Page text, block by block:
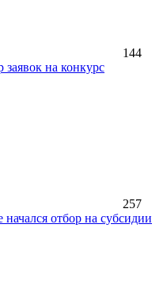
144
заявок на конкурс
257
отбор на субсидии